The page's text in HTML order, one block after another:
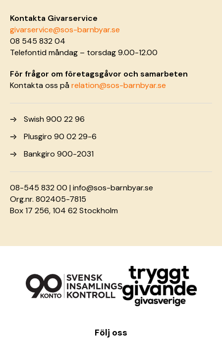
Kontakta Givarservice
givarservice@sos-barnbyar.se
08 545 832 04
Telefontid måndag – torsdag 9.00-12.00
För frågor om företagsgåvor och samarbeten
Kontakta oss pårelation@sos-barnbyar.se
Swish 900 22 96
Plusgiro 90 02 29-6
Bankgiro 900-2031
08-545 832 00 |info@sos-barnbyar.se
Org.nr. 802405-7815
Box 17 256, 104 62 Stockholm
Följ oss